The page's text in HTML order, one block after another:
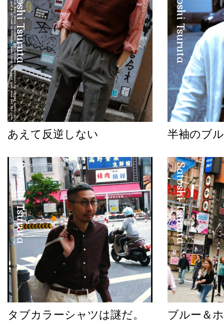
Satoshi Tsuruta
あえて反逆しない
Satoshi Tsuruta
半袖のブ
Satoshi Tsuruta
タブカラーシャツは謎だ。
Satoshi Tsuruta
ブルー＆